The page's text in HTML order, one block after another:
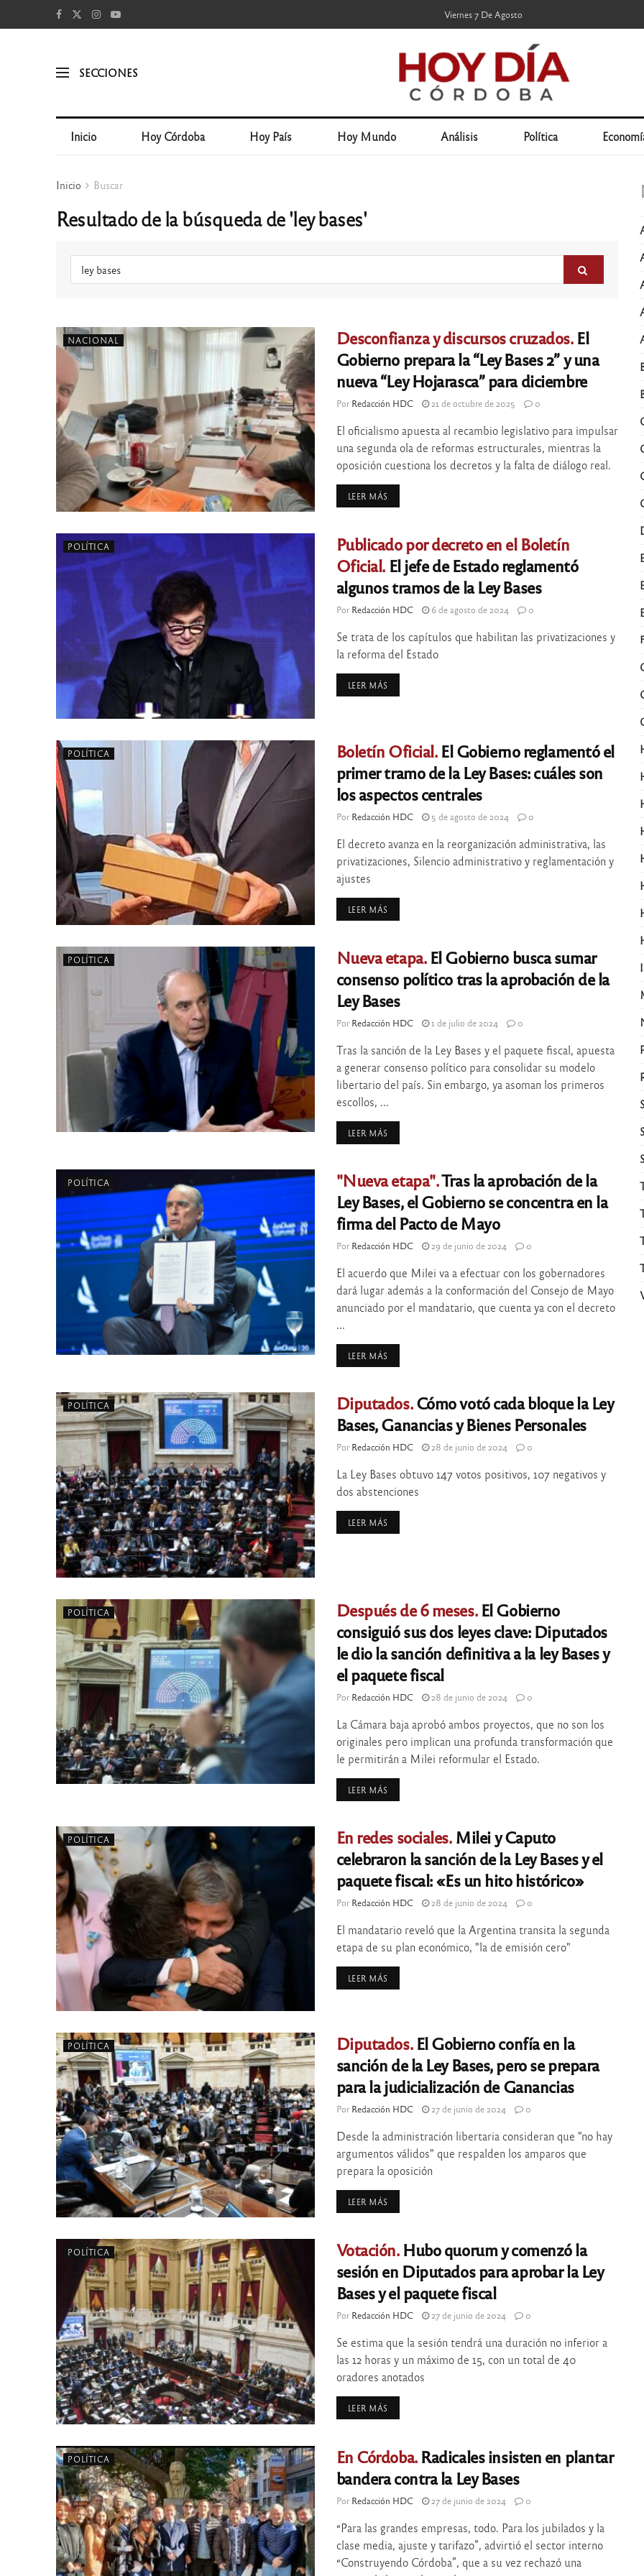
Viernes 7 De Agosto
SECCIONES
Inicio Hoy Córdoba Hoy País Hoy Mundo Análisis Política
Inicio Buscar
Resultado de la búsqueda de 'ley bases'
NACIONAL Desconfianza y discursos cruzados.El
Gobierno prepara la “Ley Bases 2” y una
nueva “Ley Hojarasca” para diciembre
Por Redacción HDC 21 de octubre de 2025 0
El oficialismo apuesta al recambio legislativo para impulsar
una segunda ola de reformas estructurales, mientras la
oposición cuestiona los decretos y la falta de diálogo real.
LEER MÁS
POLÍTICA
Publicado por decreto en el Boletín
Oficial.El jefe de Estado reglamentó
algunos tramos de la Ley Bases
Por Redacción HDC 6 de agosto de 2024 0
Se trata de los capítulos que habilitan las privatizaciones y
la reforma del Estado
LEER MÁS
POLÍTICA Boletín Oficial.El Gobierno reglamentó el
primer tramo de la Ley Bases: cuáles son
los aspectos centrales
Por Redacción HDC 5 de agosto de 2024 0
El decreto avanza en la reorganización administrativa, las
privatizaciones, Silencio administrativo y reglamentación y
ajustes
LEER MÁS
POLÍTICA Nueva etapa.El Gobierno busca sumar
consenso político tras la aprobación de la
Ley Bases
Por Redacción HDC 1 de julio de 2024 0
Tras la sanción de la Ley Bases y el paquete fiscal, apuesta
a generar consenso político para consolidar su modelo
libertario del país. Sin embargo, ya asoman los primeros
escollos, ...
LEER MÁS
POLÍTICA "Nueva etapa".Tras la aprobación de la
Ley Bases, el Gobierno se concentra en la
firma del Pacto de Mayo
Por Redacción HDC 29 de junio de 2024 0
El acuerdo que Milei va a efectuar con los gobernadores
dará lugar además a la conformación del Consejo de Mayo
anunciado por el mandatario, que cuenta ya con el decreto
...
LEER MÁS
POLÍTICA Diputados.Cómo votó cada bloque la Ley
Bases, Ganancias y Bienes Personales
Por Redacción HDC 28 de junio de 2024 0
La Ley Bases obtuvo 147 votos positivos, 107 negativos y
dos abstenciones
LEER MÁS
POLÍTICA Después de 6 meses.El Gobierno
consiguió sus dos leyes clave: Diputados
le dio la sanción definitiva a la ley Bases y
el paquete fiscal
Por Redacción HDC 28 de junio de 2024 0
La Cámara baja aprobó ambos proyectos, que no son los
originales pero implican una profunda transformación que
le permitirán a Milei reformular el Estado.
LEER MÁS
POLÍTICA En redes sociales.Milei y Caputo
celebraron la sanción de la Ley Bases y el
paquete fiscal: «Es un hito histórico»
Por Redacción HDC 28 de junio de 2024 0
El mandatario reveló que la Argentina transita la segunda
etapa de su plan económico, "la de emisión cero"
LEER MÁS
POLÍTICA Diputados.El Gobierno confía en la
sanción de la Ley Bases, pero se prepara
para la judicialización de Ganancias
Por Redacción HDC 27 de junio de 2024 0
Desde la administración libertaria consideran que "no hay
argumentos válidos" que respalden los amparos que
prepara la oposición
LEER MÁS
POLÍTICA Votación.Hubo quorum y comenzó la
sesión en Diputados para aprobar la Ley
Bases y el paquete fiscal
Por Redacción HDC 27 de junio de 2024 0
Se estima que la sesión tendrá una duración no inferior a
las 12 horas y un máximo de 15, con un total de 40
oradores anotados
LEER MÁS
POLÍTICA En Córdoba.Radicales insisten en plantar
bandera contra la Ley Bases
Por Redacción HDC 27 de junio de 2024 0
“Para las grandes empresas, todo. Para los jubilados y la
clase media, ajuste y tarifazo”, advirtió el sector interno
“Construyendo Córdoba”, que a su vez rechazó una